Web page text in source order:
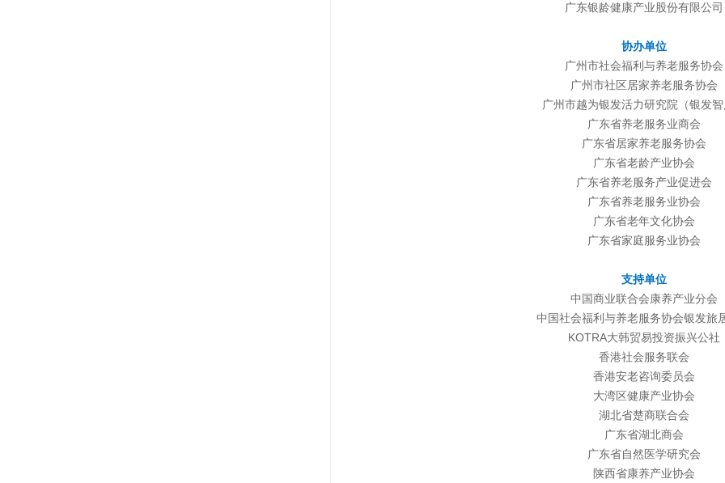
广东银龄健康产业股份有限公司
协办单位
广州市社会福利与养老服务协会
广州市社区居家养老服务协会
广州市越为银发活力研究院（银发
广东省养老服务业商会
广东省居家养老服务协会
广东省老龄产业协会
广东省养老服务产业促进会
广东省养老服务业协会
广东省老年文化协会
广东省家庭服务业协会
支持单位
中国商业联合会康养产业分会
中国社会福利与养老服务协会银发旅
KOTRA大韩贸易投资振兴公社
香港社会服务联会
香港安老咨询委员会
大湾区健康产业协会
湖北省楚商联合会
广东省湖北商会
广东省自然医学研究会
陕西省康养产业协会